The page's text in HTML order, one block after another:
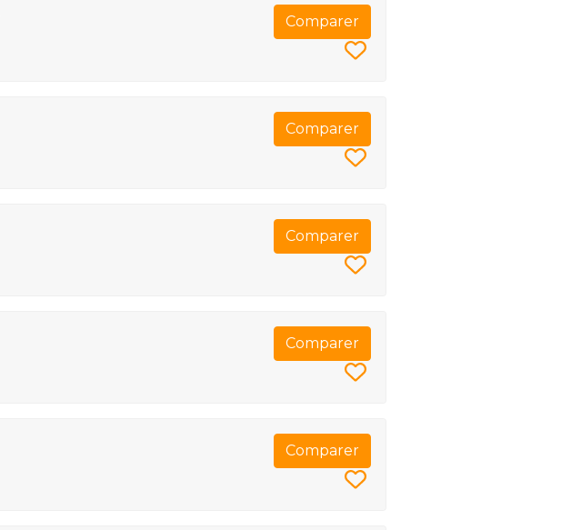
Comparer
Comparer
Comparer
Comparer
Comparer